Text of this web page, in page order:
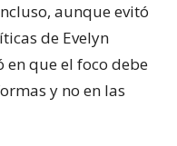
aunque evitó
de Evelyn
que el foco debe
y no en las